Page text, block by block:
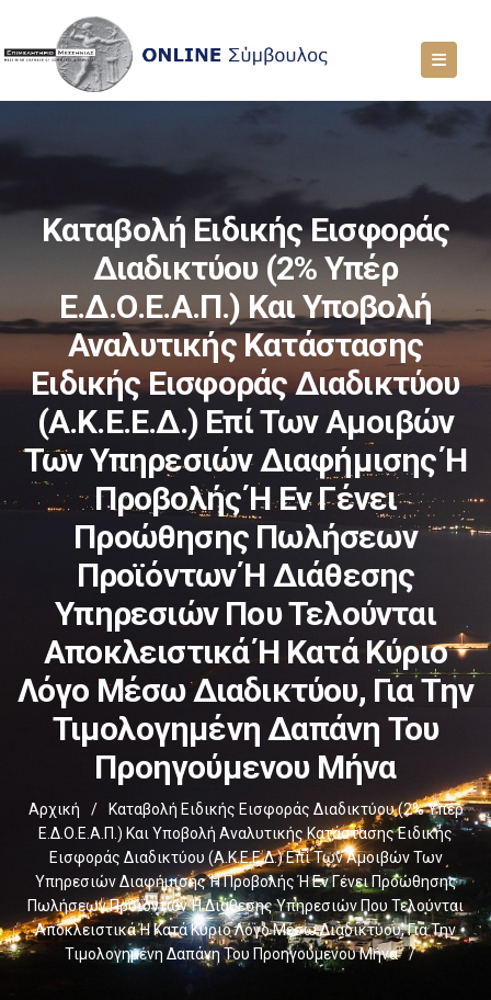
Καταβολή Ειδικής Εισφοράς
Διαδικτύου (2% Υπέρ
Ε.Δ.Ο.Ε.Α.Π.) Και Υποβολή
Αναλυτικής Κατάστασης
Ειδικής Εισφοράς Διαδικτύου
(Α.Κ.Ε.Ε.Δ.) Επί Των Αμοιβών
Των Υπηρεσιών Διαφήμισης Ή
Προβολής Ή Εν Γένει
Προώθησης Πωλήσεων
Προϊόντων Ή Διάθεσης
Υπηρεσιών Που Τελούνται
Αποκλειστικά Ή Κατά Κύριο
Λόγο Μέσω Διαδικτύου, Για Την
Τιμολογημένη Δαπάνη Του
Προηγούμενου Μήνα
Αρχική /
Καταβολή Ειδικής Εισφοράς Διαδικτύου (2% Υπέρ
Ε.Δ.Ο.Ε.Α.Π.) Και Υποβολή Αναλυτικής Κατάστασης Ειδικής
Εισφοράς Διαδικτύου (Α.Κ.Ε.Ε.Δ.) Επί Των Αμοιβών Των
Υπηρεσιών Διαφήμισης Ή Προβολής Ή Εν Γένει Προώθησης
Πωλήσεων Προϊόντων Ή Διάθεσης Υπηρεσιών Που Τελούνται
Αποκλειστικά Ή Κατά Κύριο Λόγο Μέσω Διαδικτύου, Για Την
Τιμολογημένη Δαπάνη Του Προηγούμενου Μήνα
/